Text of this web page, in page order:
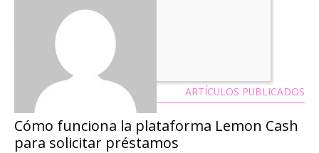
ARTÍCULOS PUBLICADOS
Cómo funciona la plataforma Lemon Cash
para solicitar préstamos